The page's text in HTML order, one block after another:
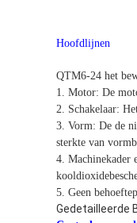
Hoofdlijnen
QTM6-24 het
1. Motor: De
2. Schakelaar:
3. Vorm: De de
sterkte van
4. Machinekader
5. Geen
Gedetailleerde